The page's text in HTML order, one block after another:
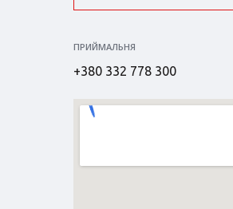
ПРИЙМАЛЬНЯ
+380 332 778 300